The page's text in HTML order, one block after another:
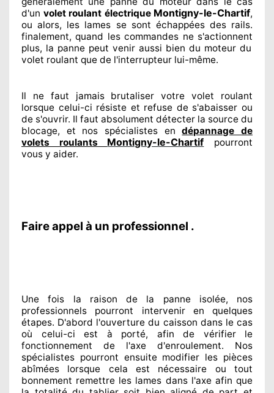
d'un volet roulant électrique Montigny-le-Chartif,
ou alors, les lames se sont échappéesdes rails.
finalement, quand les commandes ne s'actionnent
plus, la panne peut venir aussi bien du moteur du
volet roulant que de l'interrupteur lui-même.
Il ne faut jamais brutaliser votre volet roulant
lorsque celui-ci résiste et refuse de s'abaisser ou
de s'ouvrir. Il faut absolument détecter la source du
blocage, et nos spécialistes endépannage de
volets roulants Montigny-le-Chartif
pourront
vous y aider.
Faire appel à un professionnel .
Une fois la raison de la panne isolée, nos
professionnels pourront intervenir en quelques
étapes. D'abord l'ouverture du caisson dans le cas
où celui-ci est à porté, afin de vérifier le
fonctionnement de l'axe d'enroulement. Nos
spécialistes pourront ensuite modifier les pièces
abîmées lorsque cela est nécessaire ou tout
bonnement remettre les lames dans l'axe afin que